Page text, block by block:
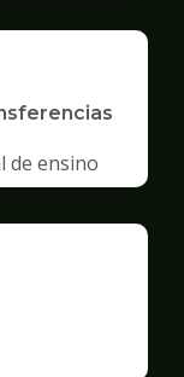
de ensino